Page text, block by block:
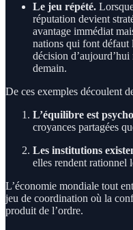
Le jeu répété.
réputation devient
avantage immédiat
nations qui font défaut
décision
demain.
De ces exemples découlent
L’équilibre est
croyances partagées
Les institutions
elles rendent rationnel
L’économie mondiale tout
jeu de coordination où la
produit de l’ordre.